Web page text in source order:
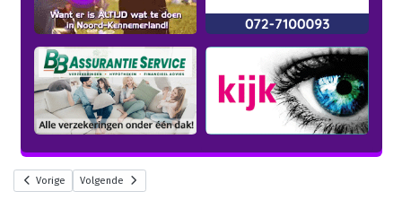
Vorige Volgende